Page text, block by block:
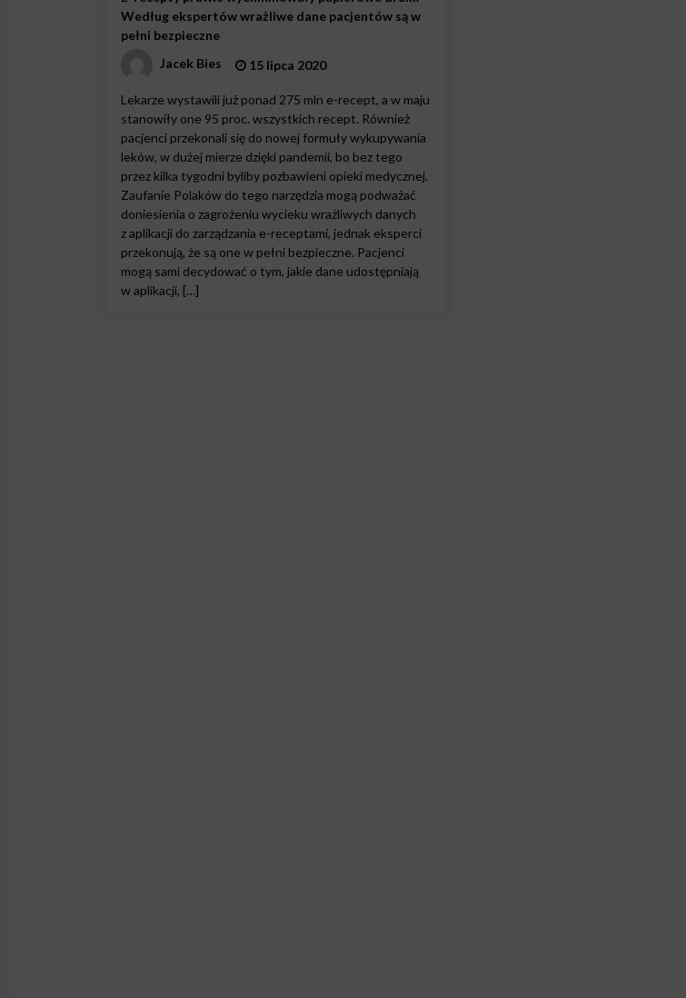
Według ekspertów wrażliwe dane pacjentów są w
pełni bezpieczne
Jacek Bies
15 lipca 2020
Lekarze wystawili już ponad 275 mln e-recept, a w maju
stanowiły one 95 proc. wszystkich recept. Również
pacjenci przekonali się do nowej formuły wykupywania
leków, w dużej mierze dzięki pandemii, bo bez tego
przez kilka tygodni byliby pozbawieni opieki medycznej.
Zaufanie Polaków do tego narzędzia mogą podważać
doniesienia o zagrożeniu wycieku wrażliwych danych
z aplikacji do zarządzania e-receptami, jednak eksperci
przekonują, że są one w pełni bezpieczne. Pacjenci
mogą sami decydować o tym, jakie dane udostępniają
w aplikacji, […]